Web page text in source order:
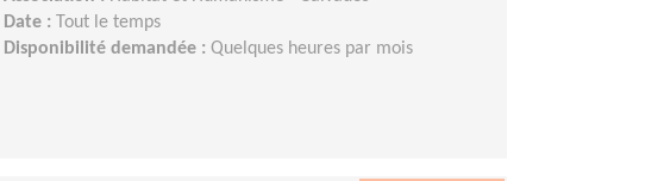
Date :
Tout le temps
Disponibilité demandée : Quelques heures par mois